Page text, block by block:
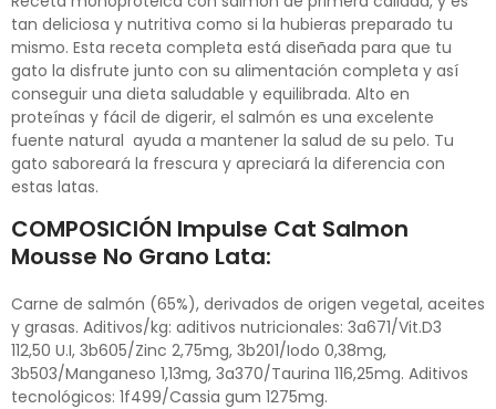
tan deliciosa y nutritiva como si la hubieras preparado tu
mismo. Esta receta completa está diseñada para que tu
gato la disfrute junto con su alimentación completa y así
conseguir una dieta saludable y equilibrada. Alto en
proteínas y fácil de digerir, el salmón es una excelente
fuente natural ayuda a mantener la salud de su pelo. Tu
gato saboreará la frescura y apreciará la diferencia con
estas latas.
COMPOSICIÓN Impulse Cat Salmon
Mousse No Grano Lata:
Carne de salmón (65%), derivados de origen vegetal, aceites
y grasas. Aditivos/kg: aditivos nutricionales: 3a671/Vit.D3
112,50 U.I, 3b605/Zinc 2,75mg, 3b201/Iodo 0,38mg,
3b503/Manganeso 1,13mg, 3a370/Taurina 116,25mg. Aditivos
tecnológicos: 1f499/Cassia gum 1275mg.